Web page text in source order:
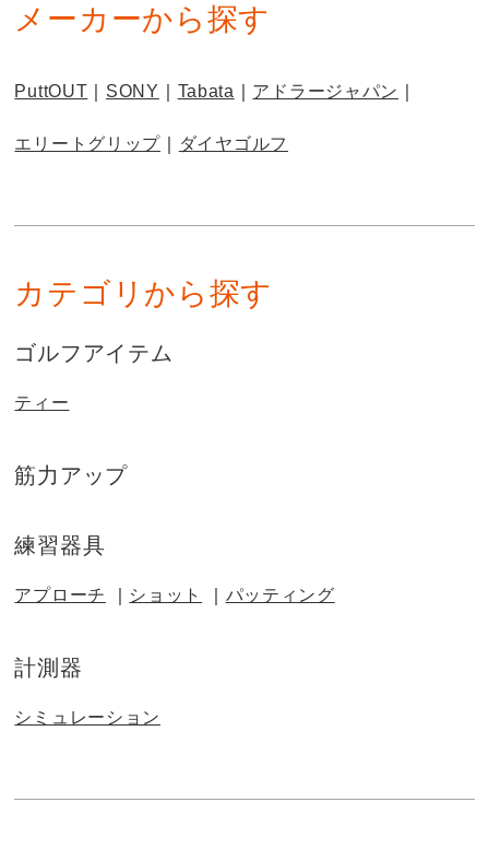
メーカーから探す
PuttOUT SONY Tabata アドラージャパン
エリートグリップ ダイヤゴルフ
カテゴリから探す
ゴルフアイテム
ティー
筋力アップ
練習器具
アプローチ ショット パッティング
計測器
シミュレーション